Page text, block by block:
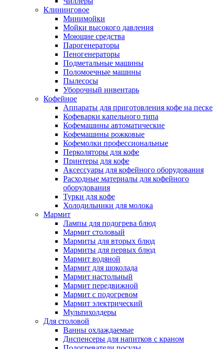
Клининговое
Минимойки
Мойки высокого давления
Моющие средства
Парогенераторы
Пеногенераторы
Подметальные машины
Поломоечные машины
Пылесосы
Уборочный инвентарь
Кофейное
Аппараты для приготовления кофе на песке
Кофеварки капельного типа
Кофемашины автоматические
Кофемашины рожковые
Кофемолки профессиональные
Перколяторы для кофе
Принтеры для кофе
Аксессуары для кофейного оборудования
Расходные материалы для кофейного
оборудования
Турки для кофе
Холодильники для молока
Мармит
Лампы для подогрева блюд
Мармит столовый
Мармиты для вторых блюд
Мармиты для первых блюд
Мармит водяной
Мармит для шоколада
Мармит настольный
Мармит передвижной
Мармит с подогревом
Мармит электрический
Мультихолдеры
Для столовой
Ванны охлаждаемые
Диспенсеры для напитков с краном